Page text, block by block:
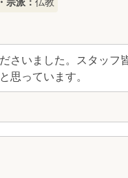
いました。スタッフ
思っています。